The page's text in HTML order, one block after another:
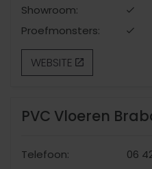
Showroom:
Proefmonsters:
WEBSITE
PVC Vloeren
Telefoon:
06